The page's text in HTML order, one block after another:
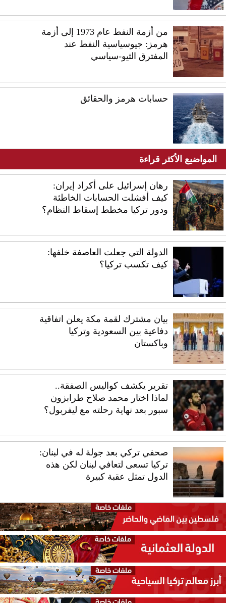
من أزمة النفط عام 1973 إلى أزمة
هرمز: جيوسياسية النفط عند
المفترق الثيو-سياسي
حسابات هرمز والحقائق
المواضيع الأكثر قراءة
رهان إسرائيل على أكراد إيران:
كيف أفشلت الحسابات الخاطئة
ودور تركيا مخطط إسقاط النظام؟
الدولة التي جعلت العاصفة خلفها:
كيف تكسب تركيا؟
بيان مشترك لقمة مكة يعلن اتفاقية
دفاعية بين السعودية وتركيا
وباكستان
تقرير يكشف كواليس الصفقة..
لماذا اختار محمد صلاح طرابزون
سبور بعد نهاية رحلته مع ليفربول؟
صحفي تركي بعد جولة له في لبنان:
تركيا تسعى لتعافي لبنان لكن هذه
الدول تمثل عقبة كبيرة